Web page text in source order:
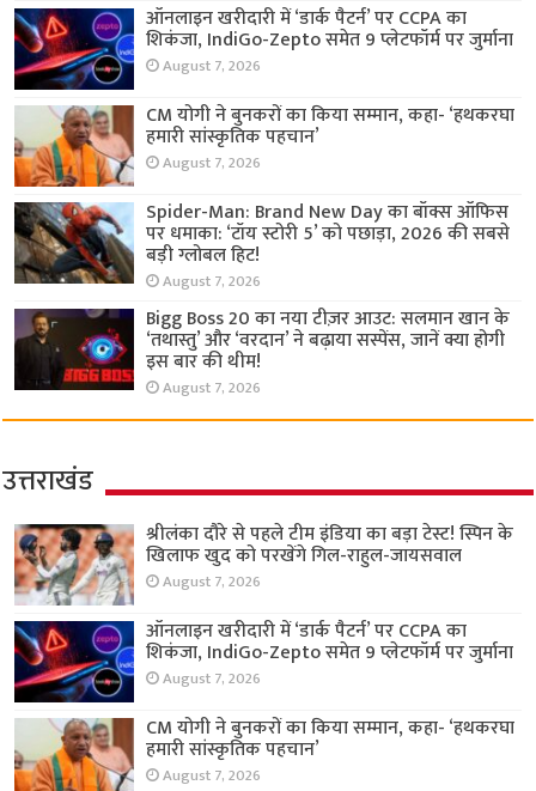
ऑनलाइन खरीदारी में ‘डार्क पैटर्न’ पर CCPA का
शिकंजा, IndiGo-Zepto समेत 9 प्लेटफॉर्म पर जुर्माना
August 7, 2026
CM योगी ने बुनकरों का किया सम्मान, कहा- ‘हथकरघा
हमारी सांस्कृतिक पहचान’
August 7, 2026
Spider-Man: Brand New Day का बॉक्स ऑफिस
पर धमाका: ‘टॉय स्टोरी 5’ को पछाड़ा, 2026 की सबसे
बड़ी ग्लोबल हिट!
August 7, 2026
Bigg Boss 20 का नया टीज़र आउट: सलमान खान के
‘तथास्तु’ और ‘वरदान’ ने बढ़ाया सस्पेंस, जानें क्या होगी
इस बार की थीम!
August 7, 2026
उत्तराखंड
श्रीलंका दौरे से पहले टीम इंडिया का बड़ा टेस्ट! स्पिन के
खिलाफ खुद को परखेंगे गिल-राहुल-जायसवाल
August 7, 2026
ऑनलाइन खरीदारी में ‘डार्क पैटर्न’ पर CCPA का
शिकंजा, IndiGo-Zepto समेत 9 प्लेटफॉर्म पर जुर्माना
August 7, 2026
CM योगी ने बुनकरों का किया सम्मान, कहा- ‘हथकरघा
हमारी सांस्कृतिक पहचान’
August 7, 2026